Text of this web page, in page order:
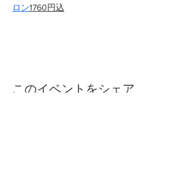
ロン1760円込
このイベントをシェア